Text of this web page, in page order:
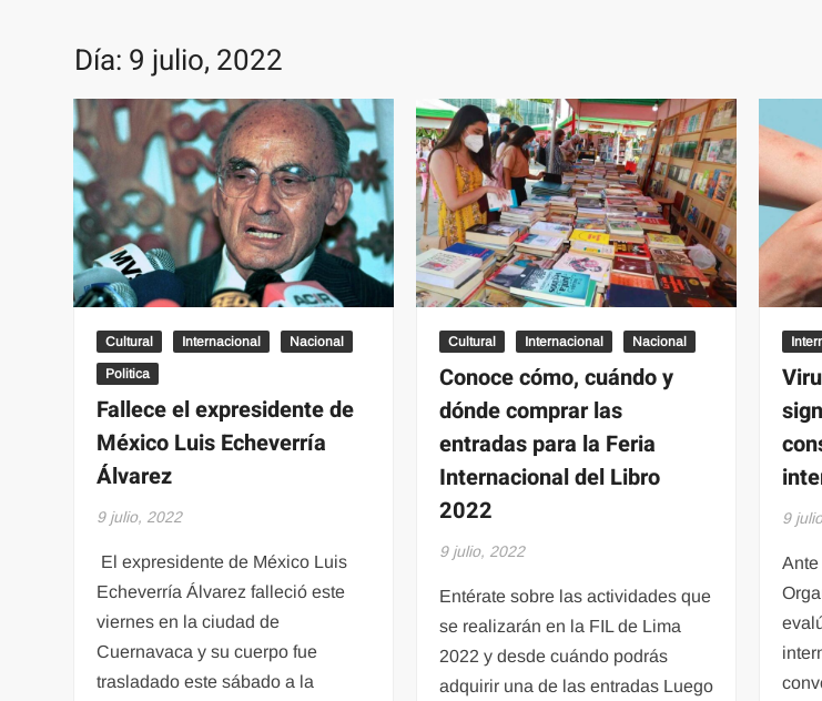
Día: 9 julio, 2022
Cultural Internacional Nacional
Politica
Fallece el expresidente de
México Luis Echeverría
Álvarez
9 julio, 2022
El expresidente de México Luis
Echeverría Álvarez falleció este
viernes en la ciudad de
Cuernavaca y su cuerpo fue
trasladado este sábado a la
Cultural Internacional Nacional
Conoce cómo, cuándo y
dónde comprar las
entradas para la Feria
Internacional del Libro
2022
9 julio, 2022
Entérate sobre las actividades que
se realizarán en la FIL de Lima
2022 y desde cuándo podrás
adquirir una de las entradas Luego
9